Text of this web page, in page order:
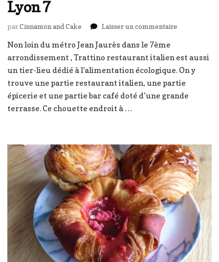
Lyon 7
parCinnamon and Cake Laisser un commentaire
italien
–
Lyon
7
Non loin du métro Jean Jaurès dans le 7ème
arrondissement , Trattino restaurant italien est aussi
un tier-lieu dédié à l’alimentation écologique. On y
trouve une partie restaurant italien, une partie
épicerie et une partie bar café doté d’une grande
terrasse. Ce chouette endroit à …